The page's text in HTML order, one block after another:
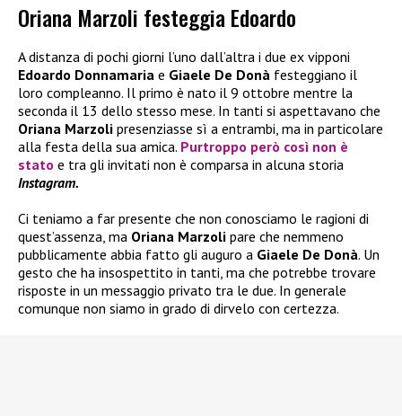
Oriana Marzoli festeggia Edoardo
A distanza di pochi giorni l’uno dall’altra i due ex vipponi
Edoardo Donnamaria e Giaele De Donà festeggiano il
loro compleanno. Il primo è nato il 9 ottobre mentre la
seconda il 13 dello stesso mese. In tanti si aspettavano che
Oriana Marzoli presenziasse sì a entrambi, ma in particolare
alla festa della sua amica. Purtroppo però così non è
stato e tra gli invitati non è comparsa in alcuna storia
Instagram.
Ci teniamo a far presente che non conosciamo le ragioni di
quest’assenza, ma Oriana Marzoli pare che nemmeno
pubblicamente abbia fatto gli auguro a Giaele De Donà. Un
gesto che ha insospettito in tanti, ma che potrebbe trovare
risposte in un messaggio privato tra le due. In generale
comunque non siamo in grado di dirvelo con certezza.